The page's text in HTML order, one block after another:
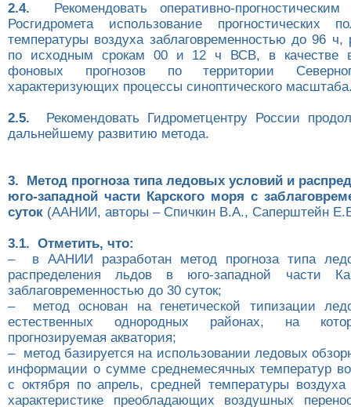
2.4. Рекомендовать оперативно-прогностическим
Росгидромета использование прогностических
температуры воздуха заблаговременностью до 96 ч,
по исходным срокам 00 и 12 ч ВСВ, в качестве
фоновых прогнозов по территории
характеризующих процессы синоптического
2.5. Рекомендовать Гидрометцентру России
дальнейшему развитию метода.
3. Метод прогноза типа ледовых условий и
юго-западной части Карского моря с
суток (ААНИИ, авторы – Спичкин В.А., Саперштейн
3.1. Отметить, что:
– в ААНИИ разработан метод прогноза типа
распределения льдов в юго-западной части
заблаговременностью до 30 суток;
– метод основан на генетической типизации
естественных однородных районах, на
прогнозируемая акватория;
– метод базируется на использовании ледовых
информации о сумме среднемесячных температур
с октября по апрель, средней температуры
характеристике преобладающих воздушных